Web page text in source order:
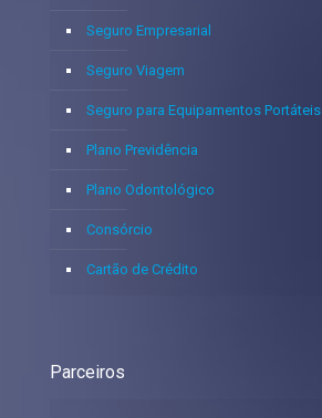
Seguro Empresarial
Seguro Viagem
Seguro para Equipamentos Portáteis
Plano Previdência
Plano Odontológico
Consórcio
Cartão de Crédito
Parceiros